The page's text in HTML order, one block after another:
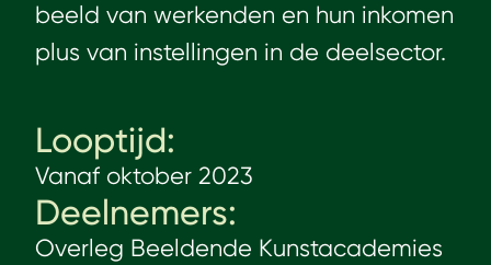
beeld van werkenden en hun inkomen
plus van instellingen in de deelsector.
Looptijd:
Vanaf oktober 2023
Deelnemers:
Overleg Beeldende Kunstacademies